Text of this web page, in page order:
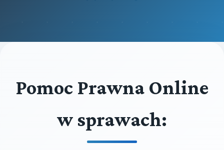
Pomoc Prawna Online
w sprawach: